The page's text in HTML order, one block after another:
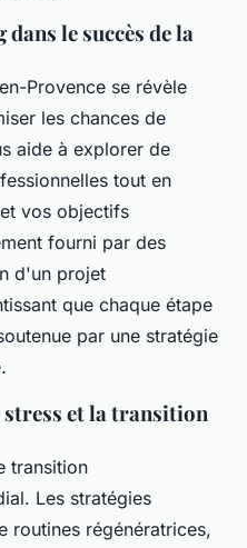
le succès de la
Provence se révèle
les chances de
aide à explorer de
tout en
vos objectifs
fourni par des
d'un projet
que chaque étape
par une stratégie
et la transition
transition
Les stratégies
routines régénératrices,